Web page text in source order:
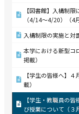
【図書館】入構制
（4/14～4/20）（4
入構制限の実施と対
本学における新型コ
掲載）
【学生の皆様へ】
載）
【学生・教職員の
び授業について（３